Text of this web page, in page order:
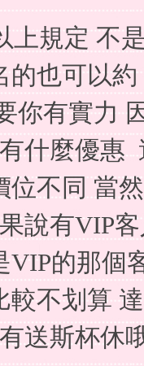
上規定 不
的也可以
你有實力
什麼優惠
位不同 當
說有VIP
VIP的那個
較不划算
送斯杯休